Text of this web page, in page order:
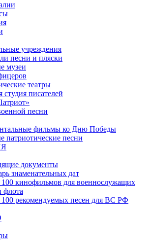
учреждения
песни и пляски
музеи
театры
студия писателей
песни
фильмы ко Дню Победы
патриотические песни
документы
знаменательных дат
кинофильмов для военнослужащих
флота
рекомендуемых песен для ВС РФ